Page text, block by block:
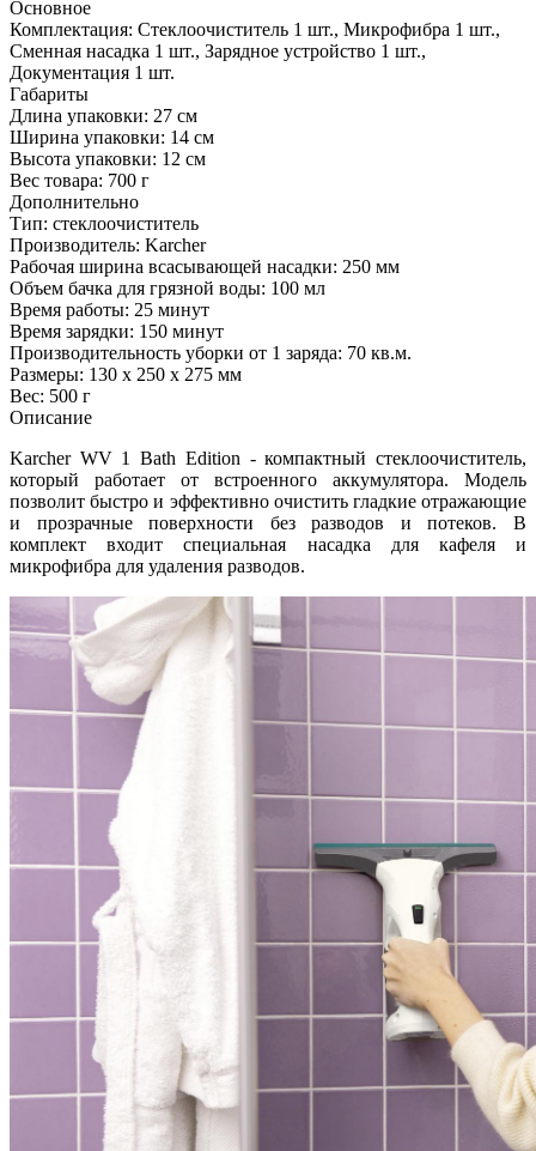
Основное
Комплектация: Стеклоочиститель 1 шт., Микрофибра 1 шт.,
Сменная насадка 1 шт., Зарядное устройство 1 шт.,
Документация 1 шт.
Габариты
Длина упаковки: 27 см
Ширина упаковки: 14 см
Высота упаковки: 12 см
Вес товара: 700 г
Дополнительно
Тип: стеклоочиститель
Производитель: Karcher
Рабочая ширина всасывающей насадки: 250 мм
Объем бачка для грязной воды: 100 мл
Время работы: 25 минут
Время зарядки: 150 минут
Производительность уборки от 1 заряда: 70 кв.м.
Размеры: 130 x 250 x 275 мм
Вес: 500 г
Описание
Karcher WV 1 Bath Edition - компактный стеклоочиститель,
который работает от встроенного аккумулятора. Модель
позволит быстро и эффективно очистить гладкие отражающие
и прозрачные поверхности без разводов и потеков. В
комплект входит специальная насадка для кафеля и
микрофибра для удаления разводов.